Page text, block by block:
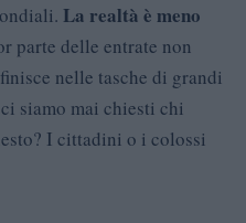
La realtà è meno
parte delle entrate non
nelle tasche di grandi
siamo mai chiesti chi
I cittadini o i colossi